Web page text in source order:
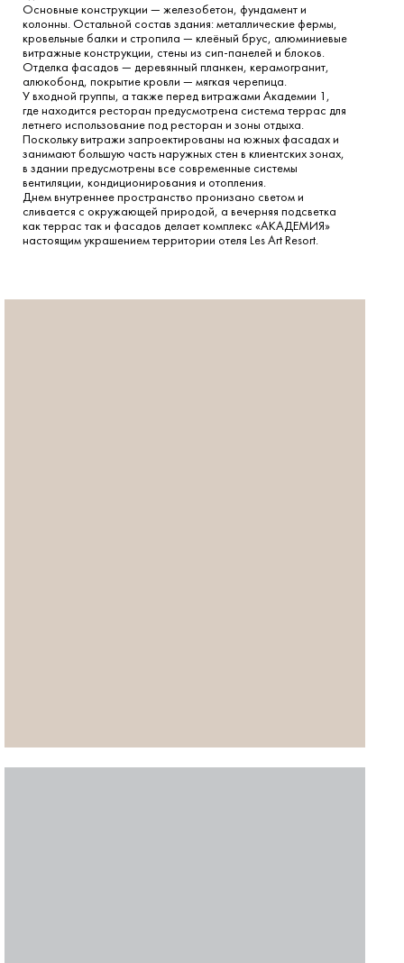
Основные конструкции — железобетон, фундамент и
колонны. Остальной состав здания: металлические фермы,
кровельные балки и стропила — клеёный брус, алюминиевые
витражные конструкции, стены из сип-панелей и блоков.
Отделка фасадов — деревянный планкен, керамогранит,
алюкобонд, покрытие кровли — мягкая черепица.
У входной группы, а также перед витражами Академии 1,
где находится ресторан предусмотрена система террас для
летнего использование под ресторан и зоны отдыха.
Поскольку витражи запроектированы на южных фасадах и
занимают большую часть наружных стен в клиентских зонах,
в здании предусмотрены все современные системы
вентиляции, кондиционирования и отопления.
Днем внутреннее пространство пронизано светом и
сливается с окружающей природой, а вечерняя подсветка
как террас так и фасадов делает комплекс «АКАДЕМИЯ»
настоящим украшением территории отеля Les Art Resort.